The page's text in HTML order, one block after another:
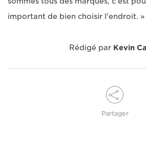
important de bien choisir l'endroit. »
Rédigé par Kevin
Partager